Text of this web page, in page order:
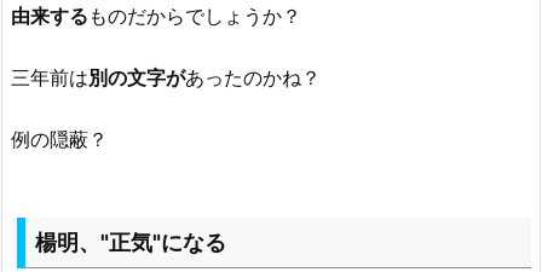
由来する ものだからでしょうか？
三年前は別の文字があったのかね？
例の隠蔽？
楊明、"正気"になる